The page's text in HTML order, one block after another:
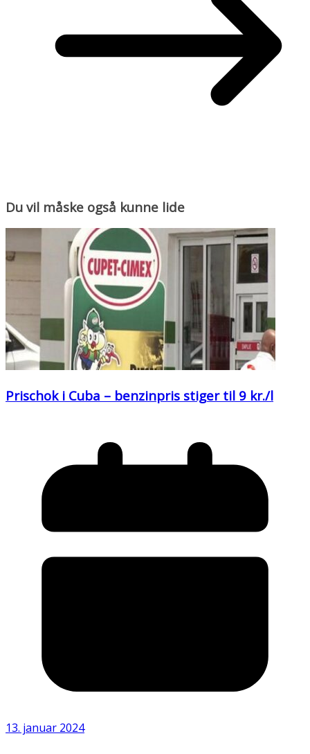
Du vil måske også kunne lide
Prischok i Cuba – benzinpris stiger til 9 kr./l
13. januar 2024